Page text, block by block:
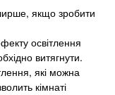
якщо зробити
освітлення
витягнути.
які можна
кімнаті